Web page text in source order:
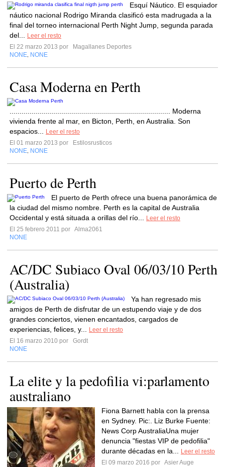
Esquí Náutico. El esquiador
náutico nacional Rodrigo Miranda clasificó esta madrugada a la
final del torneo internacional Perth Night Jump, segunda parada
del...
Leer el resto
El 22 marzo 2013 por
Magallanes Deportes
NONE NONE
Casa Moderna en Perth
................................................................................ Moderna
vivienda frente al mar, en Bicton, Perth, en Australia. Son
espacios...
Leer el resto
El 01 marzo 2013 por
Estilosrusticos
NONE NONE
Puerto de Perth
El puerto de Perth ofrece una buena panorámica de
la ciudad del mismo nombre. Perth es la capital de Australia
Occidental y está situada a orillas del río...
Leer el resto
El 25 febrero 2011 por Alma2061
NONE
AC/DC Subiaco Oval 06/03/10 Perth
(Australia)
Ya han regresado mis
amigos de Perth de disfrutar de un estupendo viaje y de dos
grandes conciertos, vienen encantados, cargados de
experiencias, felices, y...
Leer el resto
El 16 marzo 2010 por
Gordt
NONE
La elite y la pedofilia vi:parlamento
australiano
Fiona Barnett habla con la prensa
en Sydney. Pic:. Liz Burke Fuente:
News Corp AustraliaUna mujer
denuncia "fiestas VIP de pedofilia"
durante décadas en la...
Leer el resto
El 09 marzo 2016 por Asier Auge